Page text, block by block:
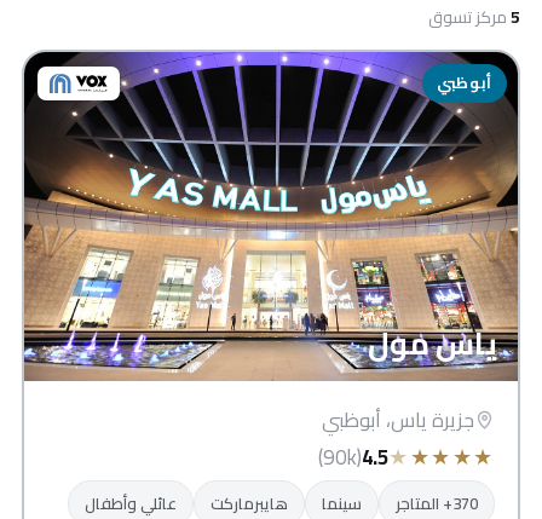
5مركز تسوق
أبوظبي
ياس مول
جزيرة ياس، أبوظبي
★
★
★
★
★
4.5
(90k)
370+ المتاجر سينما هايبرماركت عائلي وأطفال